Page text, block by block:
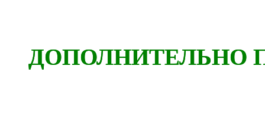
ДОПОЛНИТЕЛЬНО